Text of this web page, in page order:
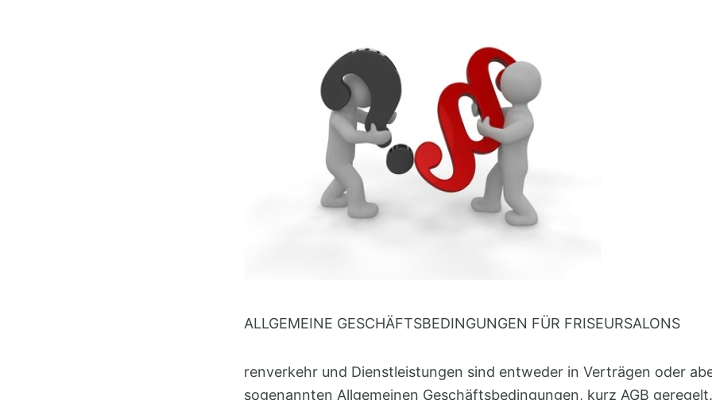
ALLGEMEINE GESCHÄFTSBEDINGUNGEN FÜR FRISEURSALONS
renverkehr und Dienstleistungen sind entweder in Verträgen oder
sogenannten Allgemeinen Geschäftsbedingungen, kurz AGB geregelt.